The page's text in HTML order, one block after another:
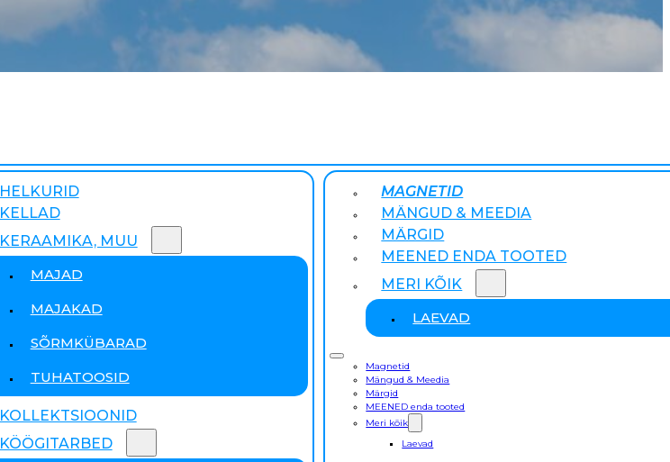
HELKURID
KELLAD
KERAAMIKA, MUU
MAJAD
MAJAKAD
SÕRMKÜBARAD
TUHATOOSID
KOLLEKTSIOONID
KÖÖGITARBED
MAGNETID
MÄNGUD & MEEDIA
MÄRGID
MEENED ENDA TOOTED
MERI KÕIK
LAEVAD
Magnetid
Mängud & Meedia
Märgid
MEENED enda tooted
Meri kõik
Laevad